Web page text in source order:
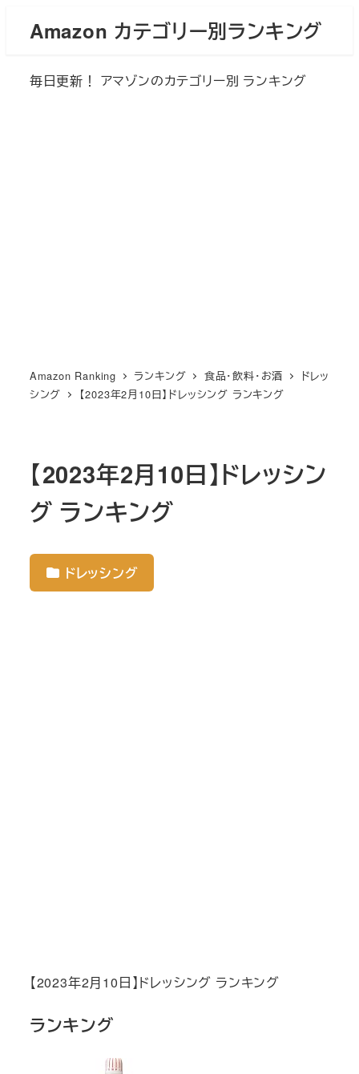
Amazon カテゴリー別ランキング
毎日更新！ アマゾンのカテゴリー別 ランキング
Amazon Ranking ランキング 食品・飲料・お酒
ドレッ
シング
【2023年2月10日】ドレッシング ランキング
【2023年2月10日】ドレッシン
グ ランキング
ドレッシング
【2023年2月10日】ドレッシング ランキング
ランキング